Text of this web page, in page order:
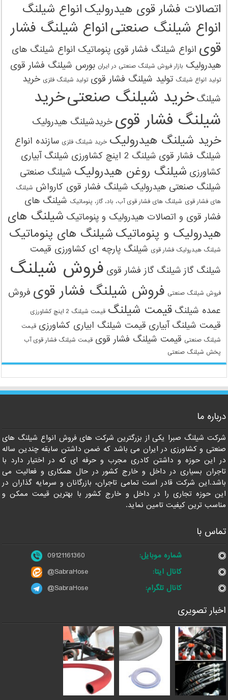
اتصالات فشار قوی هیدرولیک انواع شیلنگ
انواع شیلنگ صنعتیانواع شیلنگ فشار
قوی انواع شیلنگ فشار قوی پنوماتیک انواع شیلنگ های
هیدرولیک بازار فروش شیلنگ صنعتی در ایران بورس شیلنگ فشار قوی
تولید انواع شیلنگ تولید شیلنگ فشار قوی تولید شیلنگ‌ فلزی خرید
شیلنگ خرید شیلنگ صنعتیخرید
شیلنگ فشار قوی خریدشیلنگ هیدرولیک
خرید شیلنگ هیدرولیک خرید شیلنگ‌ فلزی سازنده انواع
شیلنگ فشار قوی شیلنگ 2 اینچ کشاورزی
شیلنگ آبیاری
کشاورزی شیلنگ روغن هیدرولیک شیلنگ صنعتی
شیلنگ صنعتی هیدرولیک شیلنگ فشار قوی کارواش شیلنگ
های فشار قوی شیلنگ های فشار قوی آب، باد، گاز، پنوماتیک شیلنگ های
فشار قوی و اتصالات هیدرولیک و پنوماتیک شیلنگ های
هیدرولیک و پنوماتیک شیلنگ های پنوماتیک
شیلنگ هیدرولیک فشار قوی شیلنگ پارچه ای کشاورزی قیمت
شیلنگ گاز شیلنگ گاز فشار قوی فروش شیلنگ
فروش شیلنگ صنعتی فروش شیلنگ فشار قوی فروش
عمده شیلنگ قیمت شیلنگ قیمت شیلنگ 2 اینچ کشاورزی
قیمت شیلنگ آبیاری قیمت شیلنگ ابیاری کشاورزی قیمت
شیلنگ صنعتی قیمت شیلنگ فشار قوی قیمت شیلنگ فشار قوی آب
پخش شیلنگ صنعتی
درباره ما
شرکت شیلنگ صبرا یکی از بزرگترین شرکت های فروش انواع شیلنگ های
صنعتی و کشاورزی در ایران می باشد که ضمن داشتن سابقه چندین ساله
در این حوزه و داشتن کادری مجرب و حرفه ای که در اختیار دارد با
تاجران بسیاری در داخل و خارج کشور در حال همکاری و فعالیت می
باشد.این شرکت قادر است تمامی تاجران، بازرگانان و سرمایه گذاران در
این حوزه تجاری را در داخل و خارج کشور با بهترین قیمت ممکن و
مناسب ترین کیفیت تامین نماید.
تماس با
شماره موبایل:
09121161360
کانال ایتا:
@SabraHose
کانال تلگرام:
@SabraHose
اخبار تصویری
09121161360